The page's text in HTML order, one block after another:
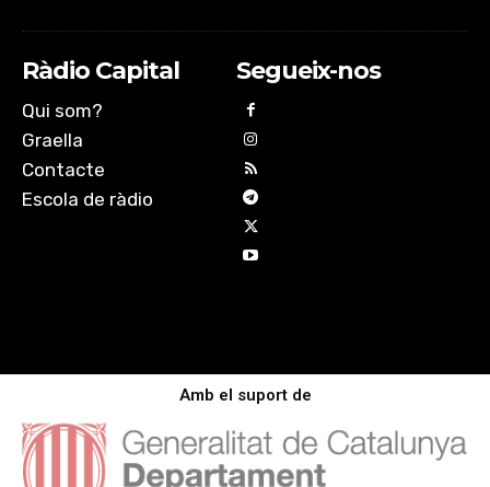
Ràdio Capital
Qui som?
Graella
Contacte
Escola de ràdio
Segueix-nos
Amb el suport de